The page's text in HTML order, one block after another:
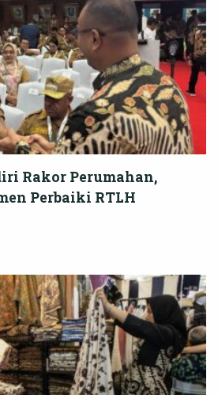
Rakor Perumahan,
Perbaiki RTLH